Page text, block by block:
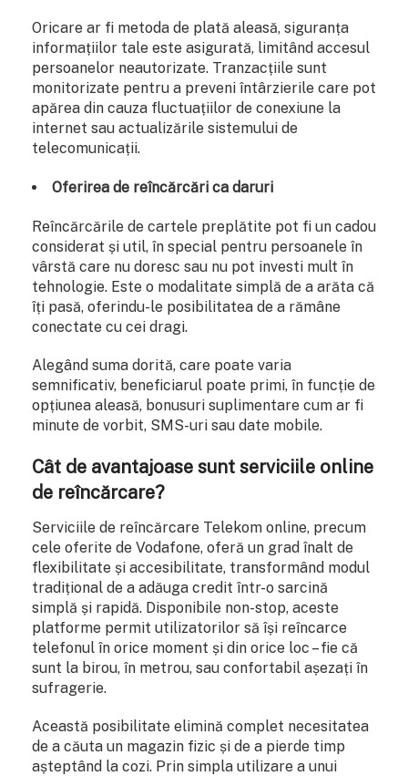
Oricare ar fi metoda de plată aleasă, siguranța
informațiilor tale este asigurată, limitând accesul
persoanelor neautorizate. Tranzacțiile sunt
monitorizate pentru a preveni întârzierile care pot
apărea din cauza fluctuațiilor de conexiune la
internet sau actualizările sistemului de
telecomunicații.
Oferirea de reîncărcări ca daruri
Reîncărcările de cartele preplătite pot fi un cadou
considerat și util, în special pentru persoanele în
vârstă care nu doresc sau nu pot investi mult în
tehnologie. Este o modalitate simplă de a arăta că
îți pasă, oferindu-le posibilitatea de a rămâne
conectate cu cei dragi.
Alegând suma dorită, care poate varia
semnificativ, beneficiarul poate primi, în funcție de
opțiunea aleasă, bonusuri suplimentare cum ar fi
minute de vorbit, SMS-uri sau date mobile.
Cât de avantajoase sunt serviciile online
de reîncărcare?
Serviciile de reîncărcare Telekom online, precum
cele oferite de Vodafone, oferă un grad înalt de
flexibilitate și accesibilitate, transformând modul
tradițional de a adăuga credit într-o sarcină
simplă și rapidă. Disponibile non-stop, aceste
platforme permit utilizatorilor să își reîncarce
telefonul în orice moment și din orice loc – fie că
sunt la birou, în metrou, sau confortabil așezați în
sufragerie.
Această posibilitate elimină complet necesitatea
de a căuta un magazin fizic și de a pierde timp
așteptând la cozi. Prin simpla utilizare a unui